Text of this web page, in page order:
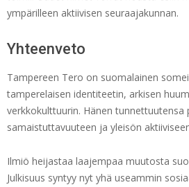
ympärilleen aktiivisen seuraajakunnan.
Yhteenveto
Tampereen Tero on suomalainen
tamperelaisen identiteetin, arkisen
verkkokulttuurin. Hänen tunnettuutensa
samaistuttavuuteen ja yleisön
Ilmiö heijastaa laajempaa muutosta
Julkisuus syntyy nyt yhä useammin